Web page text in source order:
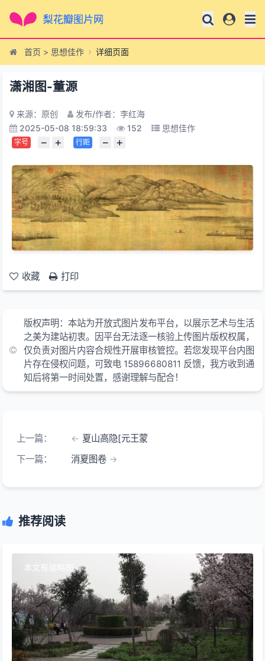
首页 > 思想佳作 详细页面
潇湘图-董源
来源：原创
发布/作者：李红海
2025-05-08 18:59:33
152 思想佳作
字号 − + 行距 − +
收藏 打印
版权声明：本站为开放式图片发布平台，以展示艺术与生活
之美为建站初衷。因平台无法逐一核验上传图片版权权属，
仅负责对图片内容合规性开展审核管控。若您发现平台内图
片存在侵权问题，可致电 15896680811 反馈，我方收到通
知后将第一时间处置，感谢理解与配合！
上一篇：
夏山高隐[元王蒙
下一篇：
消夏图卷
推荐阅读
本文有缩略图